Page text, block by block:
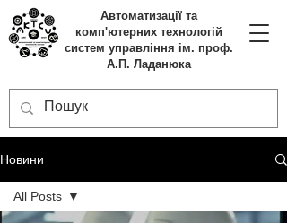
Автоматизації та
комп'ютерних технологій
систем управління ім. проф.
А.П. Ладанюка
Новини
All Posts